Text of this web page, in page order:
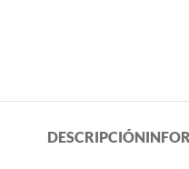
DESCRIPCIÓN